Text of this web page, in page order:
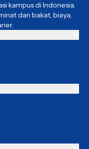
kampus di Indonesia,
dan bakat, biaya,